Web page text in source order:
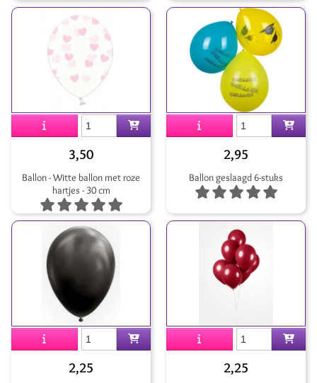
3,50
Ballon - Witte ballon met roze
hartjes - 30 cm
2,95
Ballon geslaagd 6-stuks
2,25 2,25